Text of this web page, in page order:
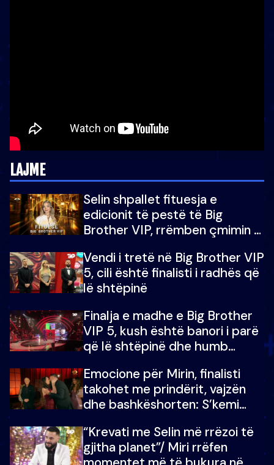
LAJME
Selin shpallet fituesja e
edicionit të pestë të Big
Brother VIP, rrëmben çmimin e
Vendi i tretë në Big Brother VIP
5, cili është finalisti i radhës që
lë shtëpinë
Finalja e madhe e Big Brother
VIP 5, kush është banori i parë
që lë shtëpinë dhe humb
çmimin e madh
Emocione për Mirin, finalisti
takohet me prindërit, vajzën
dhe bashkëshorten: S’kemi
“Krevati me Selin më rrëzoi të
gjitha planet”/ Miri rrëfen